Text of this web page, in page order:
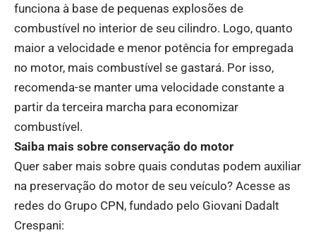
funciona à base de pequenas explosões de
combustível no interior de seu cilindro. Logo, quanto
maior a velocidade e menor potência for empregada
no motor, mais combustível se gastará. Por isso,
recomenda-se manter uma velocidade constante a
partir da terceira marcha para economizar
combustível.
Saiba mais sobre conservação do motor
Quer saber mais sobre quais condutas podem auxiliar
na preservação do motor de seu veículo? Acesse as
redes do Grupo CPN, fundado pelo Giovani Dadalt
Crespani: